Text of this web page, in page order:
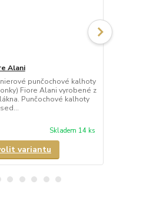
Alani
punčochové kalhoty
Fiore Alani vyrobené z
Punčochové kalhoty
Skladem 14 ks
variantu